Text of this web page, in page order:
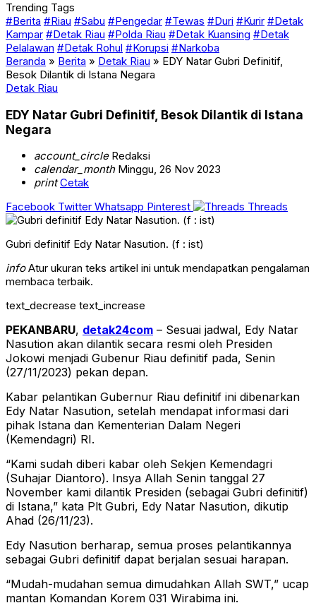
Trending Tags
#Berita #Riau #Sabu #Pengedar #Tewas #Duri #Kurir #Detak
Kampar #Detak Riau #Polda Riau #Detak Kuansing #Detak
Pelalawan #Detak Rohul #Korupsi #Narkoba
Beranda » Berita » Detak Riau » EDY Natar Gubri Definitif,
Besok Dilantik di Istana Negara
Detak Riau
EDY Natar Gubri Definitif, Besok Dilantik di Istana
Negara
account_circleRedaksi
calendar_monthMinggu, 26 Nov 2023
print Cetak
Facebook Twitter Whatsapp Pinterest Threads
Gubri definitif Edy Natar Nasution. (f : ist)
infoAtur ukuran teks artikel ini untuk mendapatkan pengalaman
membaca terbaik.
text_decrease text_increase
PEKANBARU, detak24com – Sesuai jadwal, Edy Natar
Nasution akan dilantik secara resmi oleh Presiden
Jokowi menjadi Gubenur Riau definitif pada, Senin
(27/11/2023) pekan depan.
Kabar pelantikan Gubernur Riau definitif ini dibenarkan
Edy Natar Nasution, setelah mendapat informasi dari
pihak Istana dan Kementerian Dalam Negeri
(Kemendagri) RI.
“Kami sudah diberi kabar oleh Sekjen Kemendagri
(Suhajar Diantoro). Insya Allah Senin tanggal 27
November kami dilantik Presiden (sebagai Gubri definitif)
di Istana,” kata Plt Gubri, Edy Natar Nasution, dikutip
Ahad (26/11/23).
Edy Nasution berharap, semua proses pelantikannya
sebagai Gubri definitif dapat berjalan sesuai harapan.
“Mudah-mudahan semua dimudahkan Allah SWT,” ucap
mantan Komandan Korem 031 Wirabima ini.